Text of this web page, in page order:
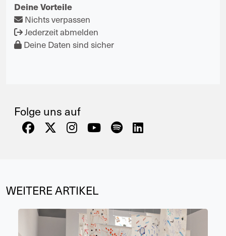
Deine Vorteile
Nichts verpassen
Jederzeit abmelden
Deine Daten sind sicher
Folge uns auf
WEITERE ARTIKEL